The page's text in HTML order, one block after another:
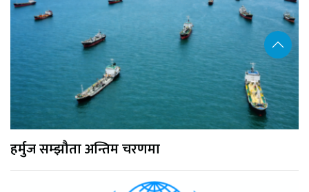
हर्मुज सम्झौता अन्तिम चरणमा